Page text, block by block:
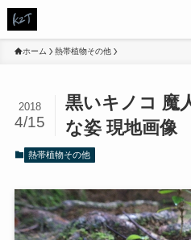
ホーム 熱帯植物その他
黒いキノコ 魔
な姿 現地画像
2018
4/15
熱帯植物その他